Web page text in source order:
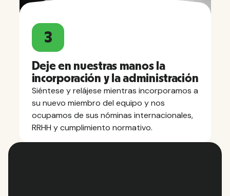
3
Deje en nuestras manos la
incorporación y la administración
Siéntese y relájese mientras incorporamos a
su nuevo miembro del equipo y nos
ocupamos de sus nóminas internacionales,
RRHH y cumplimiento normativo.